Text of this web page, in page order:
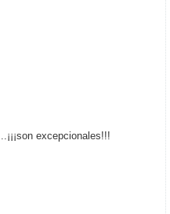
excepcionales!!!